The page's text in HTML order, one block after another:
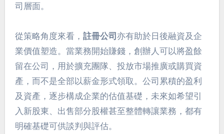
司層面。
從策略角度來看， 註冊公司 亦有助於日後融資及企
業價值塑造。當業務開始賺錢，創辦人可以將盈餘
留在公司，用於擴充團隊、投放市場推廣或購買資
產，而不是全部以薪金形式領取。公司累積的盈利
及資產，逐步構成企業的估值基礎，未來如希望引
入新股東、出售部分股權甚至整體轉讓業務，都有
明確基礎可供談判與評估。